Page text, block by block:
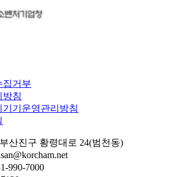
집거부
방침
기운영관리방침
산진구 황령대로 24(범천동)
990-7000